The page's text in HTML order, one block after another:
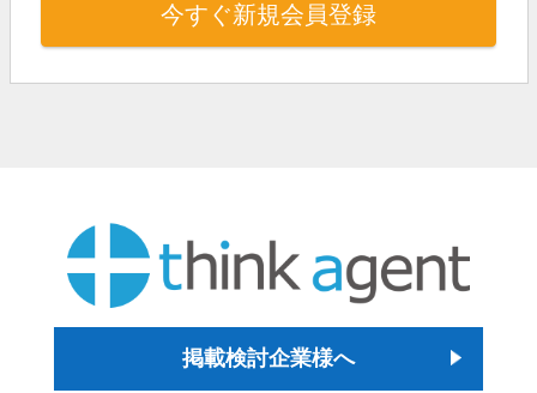
今すぐ新規会員登録
掲載検討企業様へ